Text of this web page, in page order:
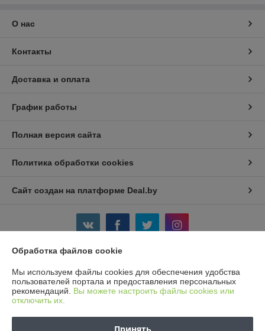
О нас
Контакты
Доставка и оплата
График работы
Полная версия сайта
Политика обработки cookies
Сайт создан на платформе Deal.by
Информация для покупателя
Юридическое лицо: Частное предприятие «Ваш добрый друг»
г. Минск, ул. Кунцевщина, 29-90
Обработка файлов cookie
Мы используем файлы cookies для обеспечения удобства
пользователей портала и предоставления персональных
рекомендаций. Вы можете настроить файлы cookies или
отключить их.
Принять